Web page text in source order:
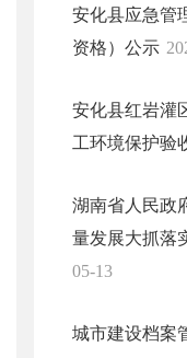
安化县应急管
资格）公示
安化县红岩灌
工环境保护验
湖南省人民政
量发展大抓落
05-13
城市建设档案